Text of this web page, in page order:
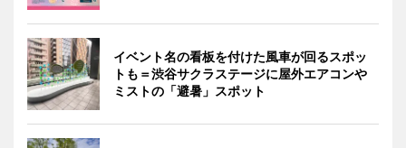
イベント名の看板を付けた風車が回るスポッ
トも＝渋谷サクラステージに屋外エアコンや
ミストの「避暑」スポット